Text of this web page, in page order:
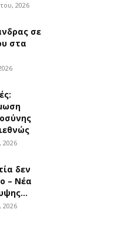
2026
σε
στα
2026
δεν
– Νέα
2026